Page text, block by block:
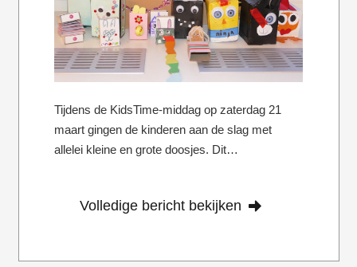
Tijdens de KidsTime-middag op zaterdag 21
maart gingen de kinderen aan de slag met
allelei kleine en grote doosjes. Dit…
Volledige bericht bekijken